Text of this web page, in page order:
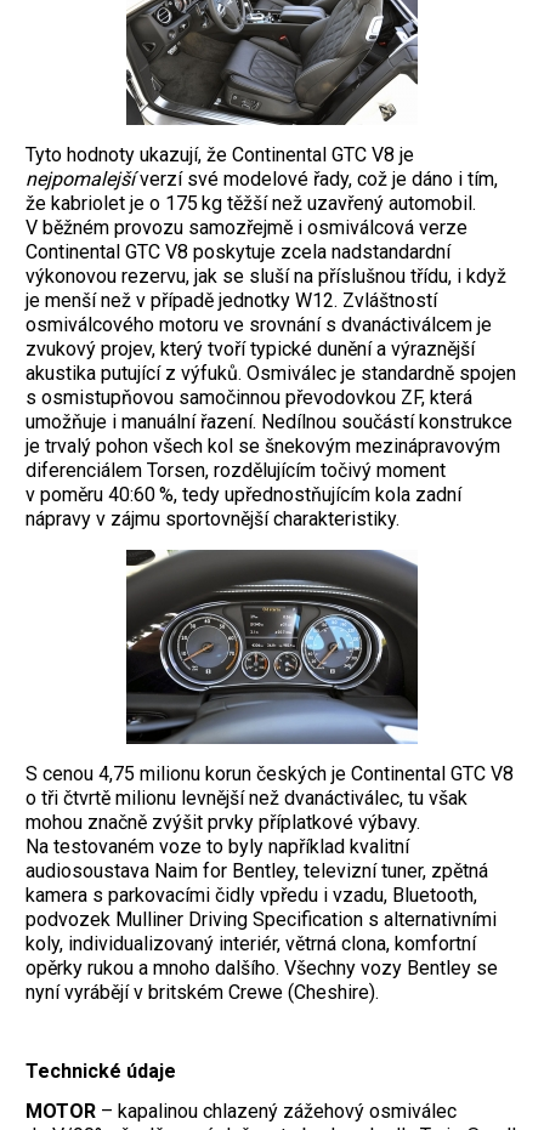
Tyto hodnoty ukazují, že Continental GTC V8 je
nejpomalejšíverzí své modelové řady, což je dáno i tím,
že kabriolet je o 175 kg těžší než uzavřený automobil.
V běžném provozu samozřejmě i osmiválcová verze
Continental GTC V8 poskytuje zcela nadstandardní
výkonovou rezervu, jak se sluší na příslušnou třídu, i když
je menší než v případě jednotky W12. Zvláštností
osmiválcového motoru ve srovnání s dvanáctiválcem je
zvukový projev, který tvoří typické dunění a výraznější
akustika putující z výfuků. Osmiválec je standardně spojen
s osmistupňovou samočinnou převodovkou ZF, která
umožňuje i manuální řazení. Nedílnou součástí konstrukce
je trvalý pohon všech kol se šnekovým mezinápravovým
diferenciálem Torsen, rozdělujícím točivý moment
v poměru 40:60 %, tedy upřednostňujícím kola zadní
nápravy v zájmu sportovnější charakteristiky.
S cenou 4,75 milionu korun českých je Continental GTC V8
o tři čtvrtě milionu levnější než dvanáctiválec, tu však
mohou značně zvýšit prvky příplatkové výbavy.
Na testovaném voze to byly například kvalitní
audiosoustava Naim for Bentley, televizní tuner, zpětná
kamera s parkovacími čidly vpředu i vzadu, Bluetooth,
podvozek Mulliner Driving Specification s alternativními
koly, individualizovaný interiér, větrná clona, komfortní
opěrky rukou a mnoho dalšího. Všechny vozy Bentley se
nyní vyrábějí v britském Crewe (Cheshire).
Technické údaje
MOTOR – kapalinou chlazený zážehový osmiválec